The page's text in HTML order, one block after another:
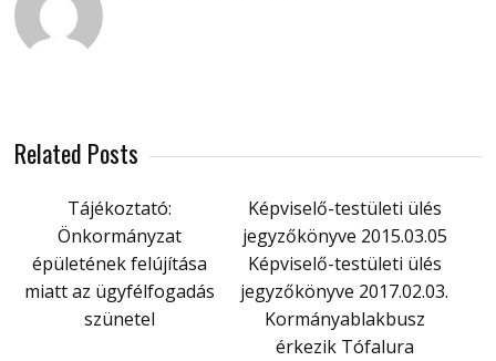
Related Posts
Tájékoztató:
Önkormányzat
épületének felújítása
miatt az ügyfélfogadás
szünetel
Képviselő-testületi ülés
jegyzőkönyve 2015.03.05
Képviselő-testületi ülés
jegyzőkönyve 2017.02.03.
Kormányablakbusz
érkezik Tófalura